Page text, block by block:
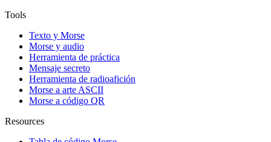
Tools
Texto y Morse
Morse y audio
Herramienta de práctica
Mensaje secreto
Herramienta de radioafición
Morse a arte ASCII
Morse a código QR
Resources